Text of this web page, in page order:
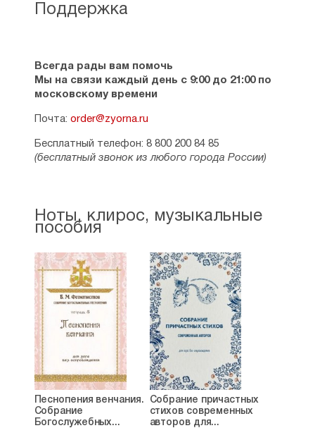
Поддержка
Всегда рады вам помочь
Мы на связи каждый день с 9:00 до 21:00 по
московскому времени
Почта: order@zyorna.ru
Бесплатный телефон: 8 800 200 84 85
(бесплатный звонок из любого города России)
Ноты, клирос, музыкальные
пособия
Песнопения венчания.
Собрание
Богослужебных...
Собрание причастных
стихов современных
авторов для...